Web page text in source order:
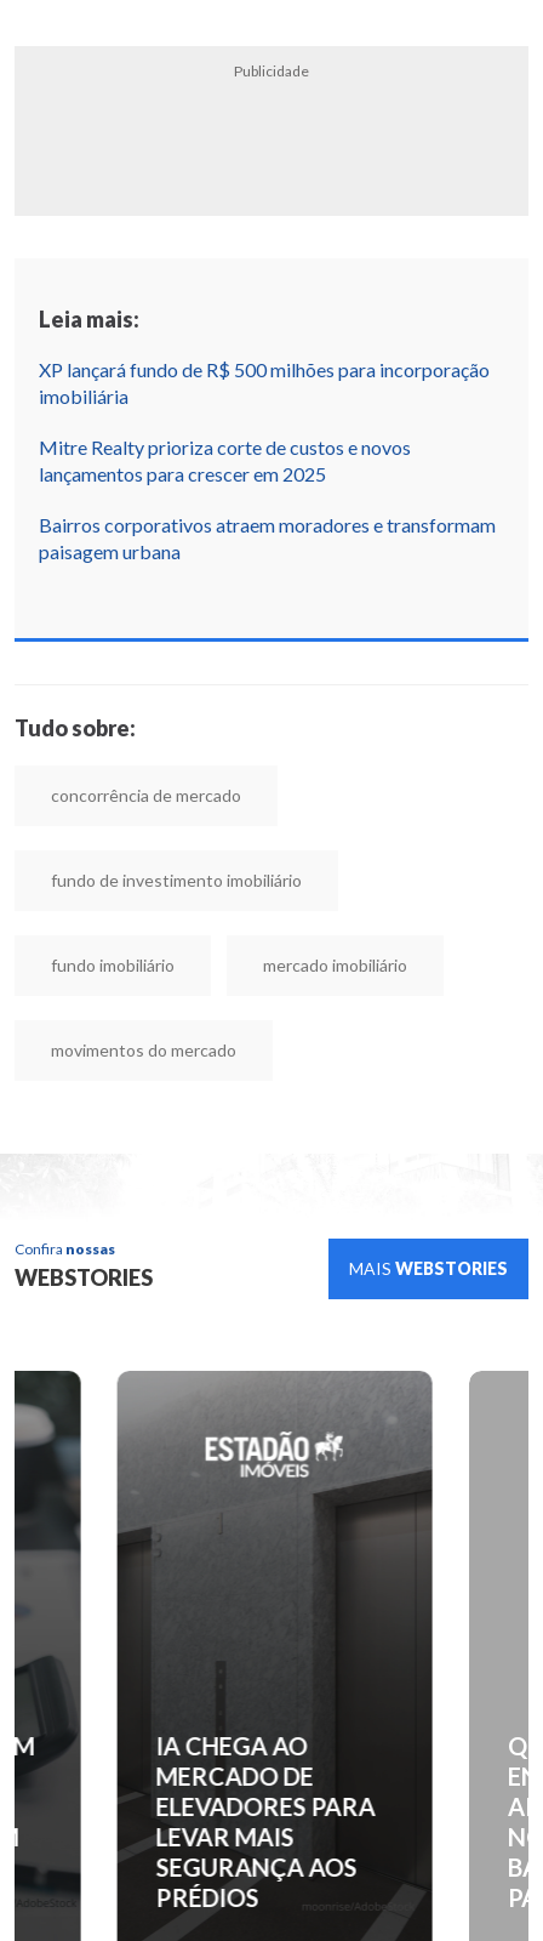
Publicidade
Leia mais:
XP lançará fundo de R$ 500 milhões para incorporação
imobiliária
Mitre Realty prioriza corte de custos e novos
lançamentos para crescer em 2025
Bairros corporativos atraem moradores e transformam
paisagem urbana
Tudo sobre:
concorrência de mercado
fundo de investimento imobiliário
fundo imobiliário mercado imobiliário
movimentos do mercado
Confira nossas
WEBSTORIES MAIS WEBSTORIES
IA CHEGA AO
MERCADO DE
ELEVADORES PARA
LEVAR MAIS
SEGURANÇA AOS
PRÉDIOS
QUANTO
ENTRADA
NOS
BAIRROS
PAULO?